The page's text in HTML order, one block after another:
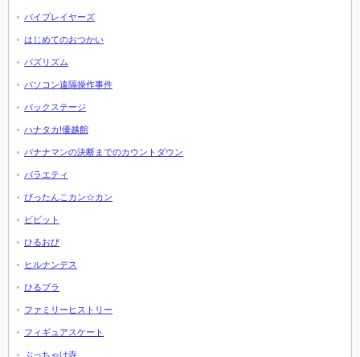
バイプレイヤーズ
はじめてのおつかい
バズリズム
パソコン遠隔操作事件
バックステージ
ハナタカ!優越館
バナナマンの決断までのカウントダウン
バラエティ
ぴったんこカン☆カン
ビビット
ひるおび
ヒルナンデス
ひるブラ
ファミリーヒストリー
フィギュアスケート
ぶっちゃけ寺